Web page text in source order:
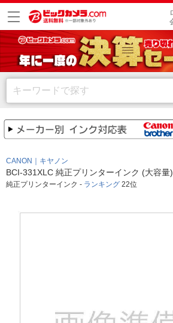
CANON｜キヤノン
BCI-331XLC 純正プリンターインク (大容量
純正プリンターインク - ランキング 22位